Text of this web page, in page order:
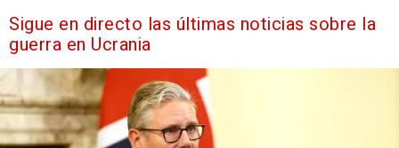
Sigue en directo las últimas noticias sobre la
guerra en Ucrania